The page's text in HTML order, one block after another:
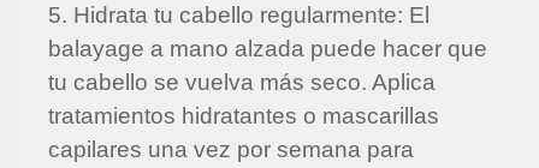
5. Hidrata tu cabello regularmente: El
balayage a mano alzada puede hacer que
tu cabello se vuelva más seco. Aplica
tratamientos hidratantes o mascarillas
capilares una vez por semana para